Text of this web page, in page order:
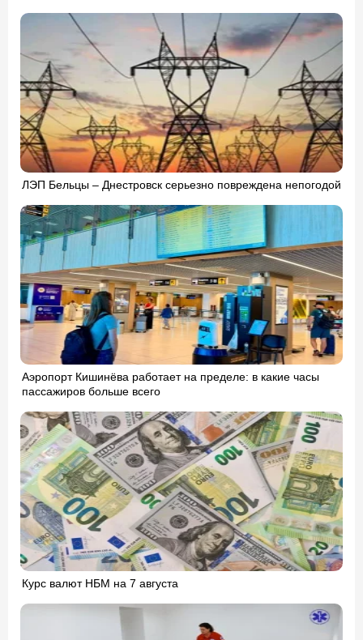
ЛЭП Бельцы – Днестровск серьезно повреждена непогодой
Аэропорт Кишинёва работает на пределе: в какие часы
пассажиров больше всего
Курс валют НБМ на 7 августа